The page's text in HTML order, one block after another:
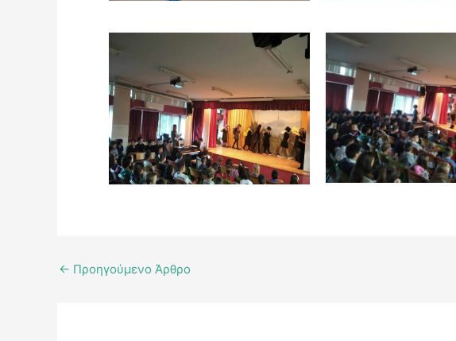
← Προηγούμενο Άρθρο